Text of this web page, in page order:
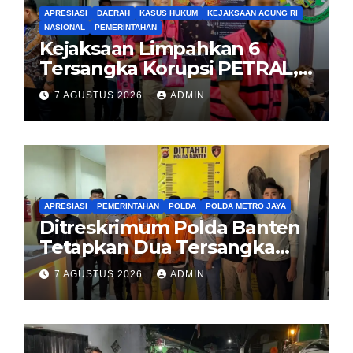
APRESIASI DAERAH KASUS HUKUM
KEJAKSAAN AGUNG RI
NASIONAL
PEMERINTAHAN
Kejaksaan Limpahkan 6
Tersangka Korupsi PETRAL,
PES dan ISC ke PN Tipikor
Jakarta Pusat
7 AGUSTUS 2026 ADMIN
APRESIASI PEMERINTAHAN POLDA POLDA METRO JAYA
Ditreskrimum Polda Banten
Tetapkan Dua Tersangka
Kasus Aksi Anarkis dan
Penghasutan di Balaraja
7 AGUSTUS 2026 ADMIN